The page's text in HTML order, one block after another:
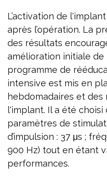
L’activation de
après l’opération. La
des résultats
amélioration initiale
programme de
intensive est mis en
hebdomadaires et des
l'implant. Il a été
paramètres de
d’impulsion : 37 μs ;
900 Hz) tout en étant
performances.